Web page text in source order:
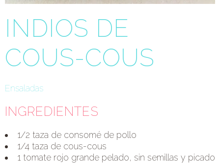
INDIOS DE
COUS-COUS
Ensaladas
INGREDIENTES
1/2 taza de consomé de pollo
1/4 taza de cous-cous
1 tomate rojo grande pelado, sin semillas y picado